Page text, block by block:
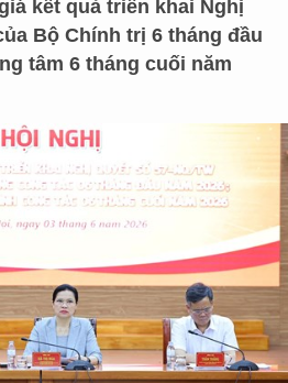
kết quả triển khai Nghị
Bộ Chính trị 6 tháng đầu
tâm 6 tháng cuối năm